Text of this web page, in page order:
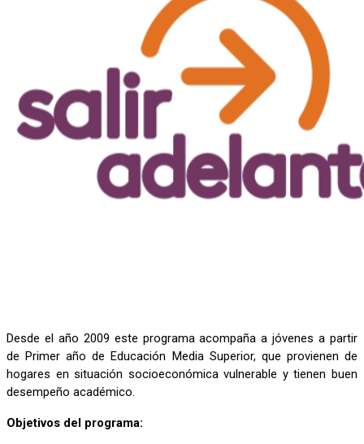
Desde el año 2009 este programa acompaña a jóvenes a partir
de Primer año de Educación Media Superior, que provienen de
hogares en situación socioeconómica vulnerable y tienen buen
desempeño académico.
Objetivos del programa: